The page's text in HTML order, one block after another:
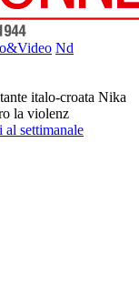
Nd
italo-croata Nika
la violenz
al settimanale